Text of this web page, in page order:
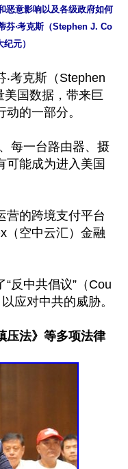
恶意影响以及各级政府如何
芬‧考克斯（Stephen J. Co
元）
‧考克斯（Stephen
国数据，带来巨
的一部分。
每一台路由器、摄
可能成为进入美国
营的跨境支付平台
（空中云汇）金融
反中共倡议”（Cou
应对中共的威胁。
压法》等多项法律